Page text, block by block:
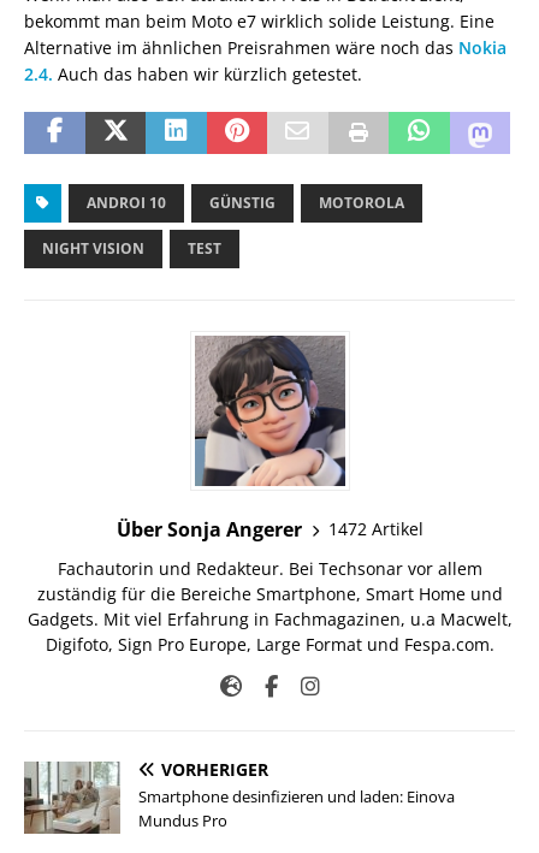
bekommt man beim Moto e7 wirklich solide Leistung. Eine
Alternative im ähnlichen Preisrahmen wäre noch das Nokia
2.4. Auch das haben wir kürzlich getestet.
ANDROI 10 GÜNSTIG MOTOROLA
NIGHT VISION TEST
Über Sonja Angerer
1472 Artikel
Fachautorin und Redakteur. Bei Techsonar vor allem
zuständig für die Bereiche Smartphone, Smart Home und
Gadgets. Mit viel Erfahrung in Fachmagazinen, u.a Macwelt,
Digifoto, Sign Pro Europe, Large Format und Fespa.com.
VORHERIGER
Smartphone desinfizieren und laden: Einova
Mundus Pro